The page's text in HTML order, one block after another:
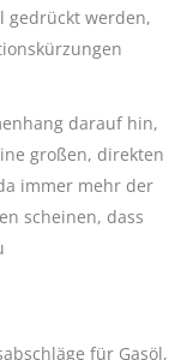
gedrückt werden,
darauf hin,
großen, direkten
immer mehr der
scheinen, dass
für Gasöl,